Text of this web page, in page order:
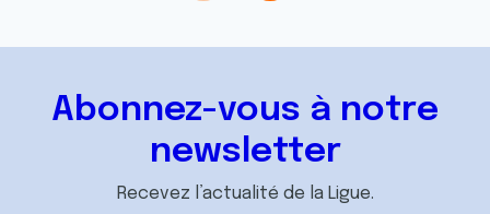
Abonnez-vous à notre
newsletter
Recevez l’actualité de la Ligue.